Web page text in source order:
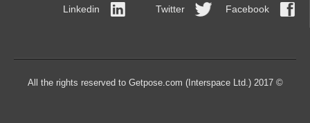
Facebook
Twitter
Linkedin
© 2017 All the rights reserved to Getpose.com (Interspace Ltd.)